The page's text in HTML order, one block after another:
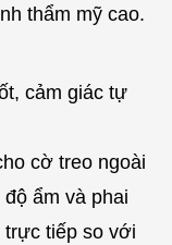
thẩm mỹ cao.
cảm giác tự
cờ treo ngoài
ẩm và phai
tiếp so với